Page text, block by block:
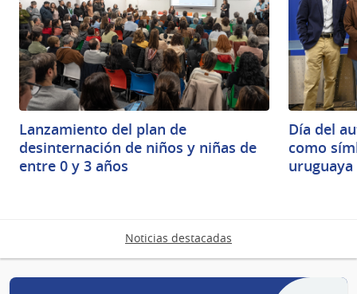
Lanzamiento del plan de
desinternación de niños y niñas de
entre 0 y 3 años
Día del
como
uruguaya
Noticias destacadas